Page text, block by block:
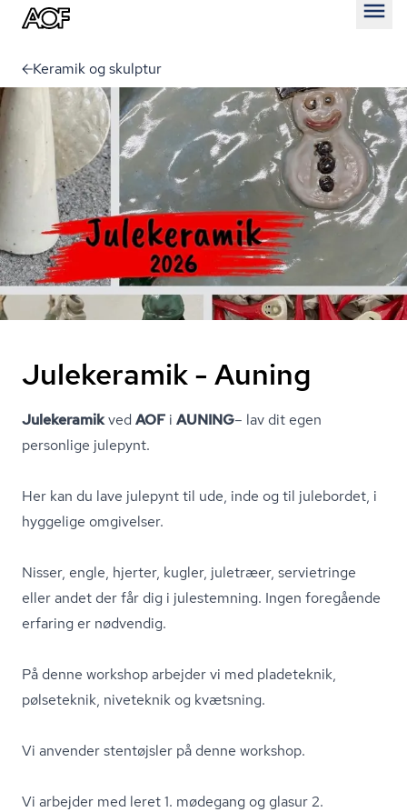
Keramik og skulptur
Julekeramik - Auning
Julekeramikved AOF i AUNING– lav dit egen
personlige julepynt.
Her kan du lave julepynt til ude, inde og til julebordet, i
hyggelige omgivelser.
Nisser, engle, hjerter, kugler, juletræer, servietringe
eller andet der får dig i julestemning. Ingen foregående
erfaring er nødvendig.
På denne workshop arbejder vi med pladeteknik,
pølseteknik, niveteknik og kvætsning.
Vi anvender stentøjsler på denne workshop.
Vi arbejder med leret 1. mødegang og glasur 2.